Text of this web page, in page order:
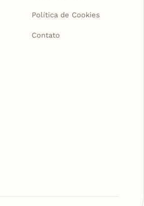
Política de Cookies
Contato